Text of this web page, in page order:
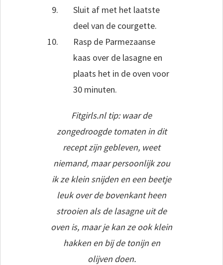
Sluit af met het laatste
deel van de courgette.
Rasp de Parmezaanse
kaas over de lasagne en
plaats het in de oven voor
30 minuten.
Fitgirls.nl tip: waar de
zongedroogde tomaten in dit
recept zijn gebleven, weet
niemand, maar persoonlijk zou
ik ze klein snijden en een beetje
leuk over de bovenkant heen
strooien als de lasagne uit de
oven is, maar je kan ze ook klein
hakken en bij de tonijn en
olijven doen.